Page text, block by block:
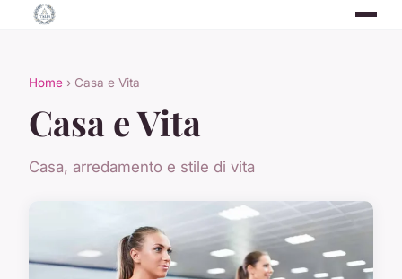
Home › Casa e Vita
Casa e Vita
Casa, arredamento e stile di vita